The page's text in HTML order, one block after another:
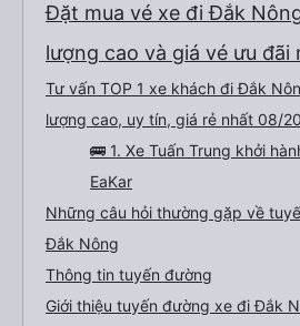
Đặt mua vé xe đi Đắk
lượng cao và giá vé ưu đãi
Tư vấn TOP 1 xe khách đi Đắk
lượng cao, uy tín, giá rẻ nhất 08/
🚌 1. Xe Tuấn Trung khởi
EaKar
Những câu hỏi thường gặp về
Đắk Nông
Thông tin tuyến đường
Giới thiệu tuyến đường xe đi Đắk